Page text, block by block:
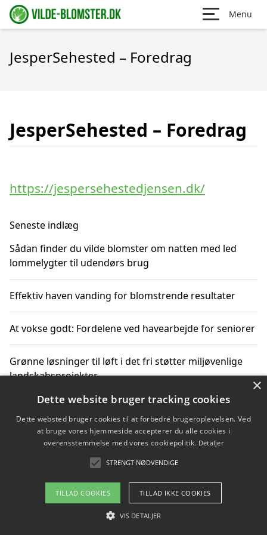
Menu
JesperSehested – Foredrag
JesperSehested – Foredrag
https://jespersehestedjensen.dk/
Seneste indlæg
Sådan finder du vilde blomster om natten med led
lommelygter til udendørs brug
Effektiv haven vanding for blomstrende resultater
At vokse godt: Fordelene ved havearbejde for seniorer
Grønne løsninger til løft i det fri støtter miljøvenlige
landskabsprojekter
Gør haven til et frirum for familien og naturen
Copyright 2026 - Pilanto Aps
Om / kontakt
Blog Betingelser
×
Dette website bruger tracking cookies
Dette websted bruger cookies til at forbedre brugeroplevelsen. Ved
at bruge vores hjemmeside accepterer du alle cookies i
overensstemmelse med vores cookiepolitik. Detaljer
STRENGT NØDVENDIGE
TILLAD COOKIES TILLAD IKKE COOKIES
VIS DETALJER